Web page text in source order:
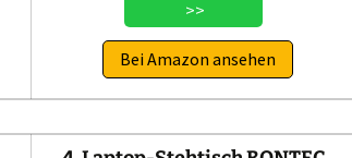
>>
Bei Amazon ansehen